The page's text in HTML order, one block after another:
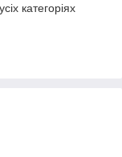
категоріях